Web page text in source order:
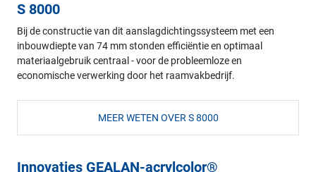
S 8000
Bij de constructie van dit aanslagdichtingssysteem met een
inbouwdiepte van 74 mm stonden efficiëntie en optimaal
materiaalgebruik centraal - voor de probleemloze en
economische verwerking door het raamvakbedrijf.
MEER WETEN OVER S 8000
Innovaties GEALAN-acrylcolor®